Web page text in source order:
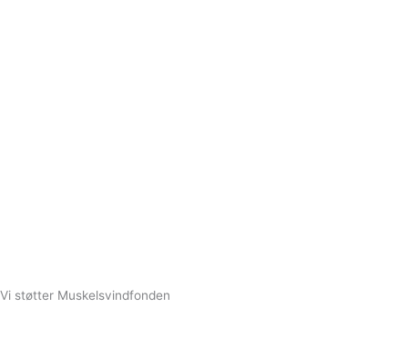
Vi støtter Muskelsvindfonden